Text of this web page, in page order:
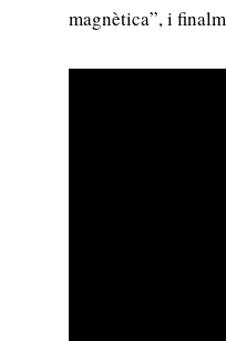
magnètica”, i